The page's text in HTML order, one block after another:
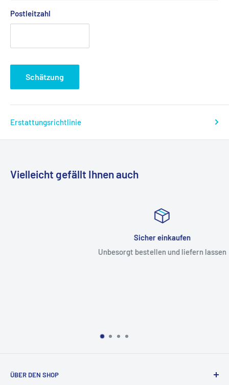
Postleitzahl
Schätzung
Erstattungsrichtlinie
Vielleicht gefällt Ihnen auch
Sicher einkaufen
Unbesorgt bestellen und liefern lassen
ÜBER DEN SHOP